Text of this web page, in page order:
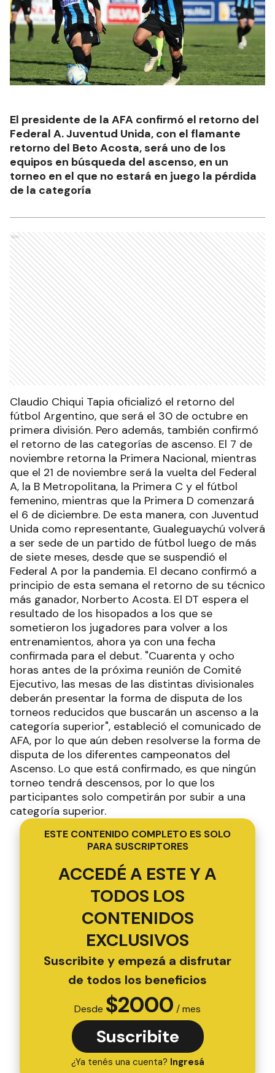
El presidente de la AFA confirmó el retorno del
Federal A. Juventud Unida, con el flamante
retorno del Beto Acosta, será uno de los
equipos en búsqueda del ascenso, en un
torneo en el que no estará en juego la pérdida
de la categoría
Ads
Claudio Chiqui Tapia oficializó el retorno del
fútbol Argentino, que será el 30 de octubre en
primera división. Pero además, también confirmó
el retorno de las categorías de ascenso. El 7 de
noviembre retorna la Primera Nacional, mientras
que el 21 de noviembre será la vuelta del Federal
A, la B Metropolitana, la Primera C y el fútbol
femenino, mientras que la Primera D comenzará
el 6 de diciembre. De esta manera, con Juventud
Unida como representante, Gualeguaychú volverá
a ser sede de un partido de fútbol luego de más
de siete meses, desde que se suspendió el
Federal A por la pandemia. El decano confirmó a
principio de esta semana el retorno de su técnico
más ganador, Norberto Acosta. El DT espera el
resultado de los hisopados a los que se
sometieron los jugadores para volver a los
entrenamientos, ahora ya con una fecha
confirmada para el debut. "Cuarenta y ocho
horas antes de la próxima reunión de Comité
Ejecutivo, las mesas de las distintas divisionales
deberán presentar la forma de disputa de los
torneos reducidos que buscarán un ascenso a la
categoría superior", estableció el comunicado de
AFA, por lo que aún deben resolverse la forma de
disputa de los diferentes campeonatos del
Ascenso. Lo que está confirmado, es que ningún
torneo tendrá descensos, por lo que los
participantes solo competirán por subir a una
categoría superior.
ESTE CONTENIDO COMPLETO ES SOLO
PARA SUSCRIPTORES
ACCEDÉ A ESTE Y A
TODOS LOS
CONTENIDOS
EXCLUSIVOS
Suscribite y empezá a disfrutar
de todos los beneficios
Desde $2000 / mes
Suscribite
¿Ya tenés una cuenta? Ingresá